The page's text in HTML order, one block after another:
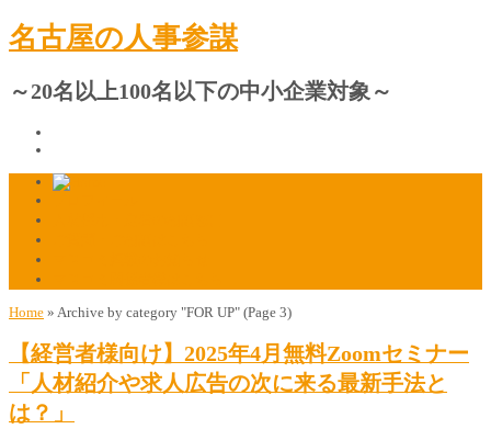
名古屋の人事参謀
～20名以上100名以下の中小企業対象～
Home » Archive by category "FOR UP" (Page 3)
【経営者様向け】2025年4月無料Zoomセミナー
「人材紹介や求人広告の次に来る最新手法と
は？」